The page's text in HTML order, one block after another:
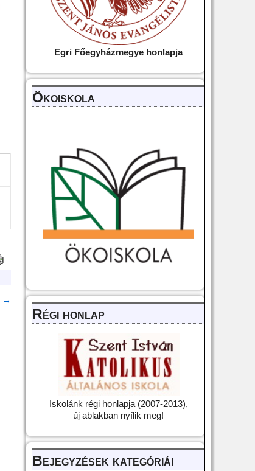
→
Egri Főegyházmegye honlapja
Ökoiskola
Régi honlap
Iskolánk régi honlapja (2007-2013),
új ablakban nyílik meg!
Bejegyzések kategóriái